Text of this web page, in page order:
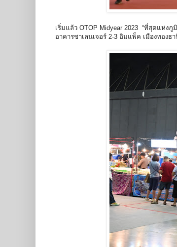
เริ่มแล้ว OTOP Midyear 2023 “ที่สุดแห่ง
อาคารชาเลนเจอร์ 2-3 อิมแพ็ค เมืองทองธ